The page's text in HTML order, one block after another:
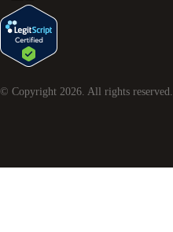
© Copyright 2026. All rights reserved.